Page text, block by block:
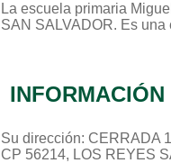
La escuela primaria
SAN SALVADOR. Es una
Su dirección: CERRADA
CP 56214, LOS REYES